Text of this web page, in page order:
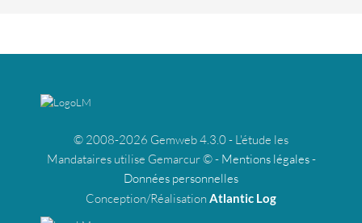
© 2008-2026 Gemweb 4.3.0 - L'étude les
Mandataires utilise Gemarcur © - Mentions légales-
Données personnelles
Conception/Réalisation Atlantic Log